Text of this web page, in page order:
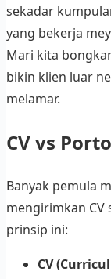
sekadar
yang bekerja
Mari kita
bikin klien luar
melamar.
CV vs
Banyak pemula
mengirimkan
prinsip ini:
CV